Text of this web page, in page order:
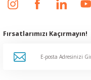
Fırsatlarımızı Kaçırmayın!